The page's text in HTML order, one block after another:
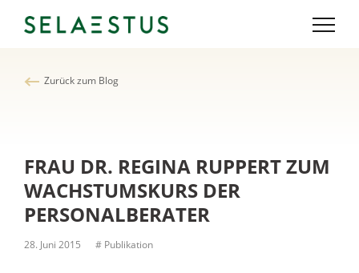
Zurück zum Blog
FRAU DR. REGINA RUPPERT ZUM
WACHSTUMSKURS DER
PERSONALBERATER
28. Juni 2015 # Publikation